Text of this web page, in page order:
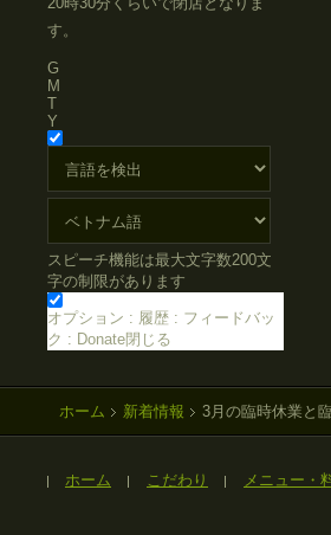
す。
G
M
T
Y
スピーチ機能は最大文字数200文
字の制限があります
オプション : 履歴 : フィードバッ
ク : Donate閉じる
ホーム 新着情報 3月の臨時休業と
ホーム こだわり メニュー・